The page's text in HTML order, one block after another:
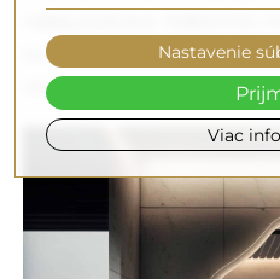
to, ako opticky zväčšiť
vizuálnu ľahkosť pomocou
Viac
Nastavenie